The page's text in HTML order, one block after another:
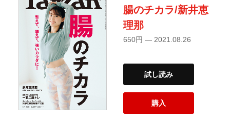
腸のチカラ/新井恵
理那
650円 — 2021.08.26
試し読み
購入